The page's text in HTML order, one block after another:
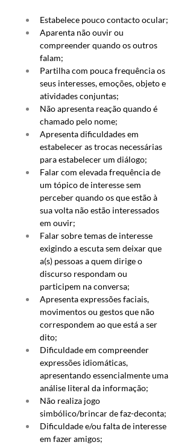
Estabelece pouco contacto ocular;
Aparenta não ouvir ou
compreender quando os outros
falam;
Partilha com pouca frequência os
seus interesses, emoções, objeto e
atividades conjuntas;
Não apresenta reação quando é
chamado pelo nome;
Apresenta dificuldades em
estabelecer as trocas necessárias
para estabelecer um diálogo;
Falar com elevada frequência de
um tópico de interesse sem
perceber quando os que estão à
sua volta não estão interessados
em ouvir;
Falar sobre temas de interesse
exigindo a escuta sem deixar que
a(s) pessoas a quem dirige o
discurso respondam ou
participem na conversa;
Apresenta expressões faciais,
movimentos ou gestos que não
correspondem ao que está a ser
dito;
Dificuldade em compreender
expressões idiomáticas,
apresentando essencialmente uma
análise literal da informação;
Não realiza jogo
simbólico/brincar de faz-deconta;
Dificuldade e/ou falta de interesse
em fazer amigos;